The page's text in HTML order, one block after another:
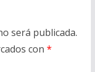
será publicada.
con *